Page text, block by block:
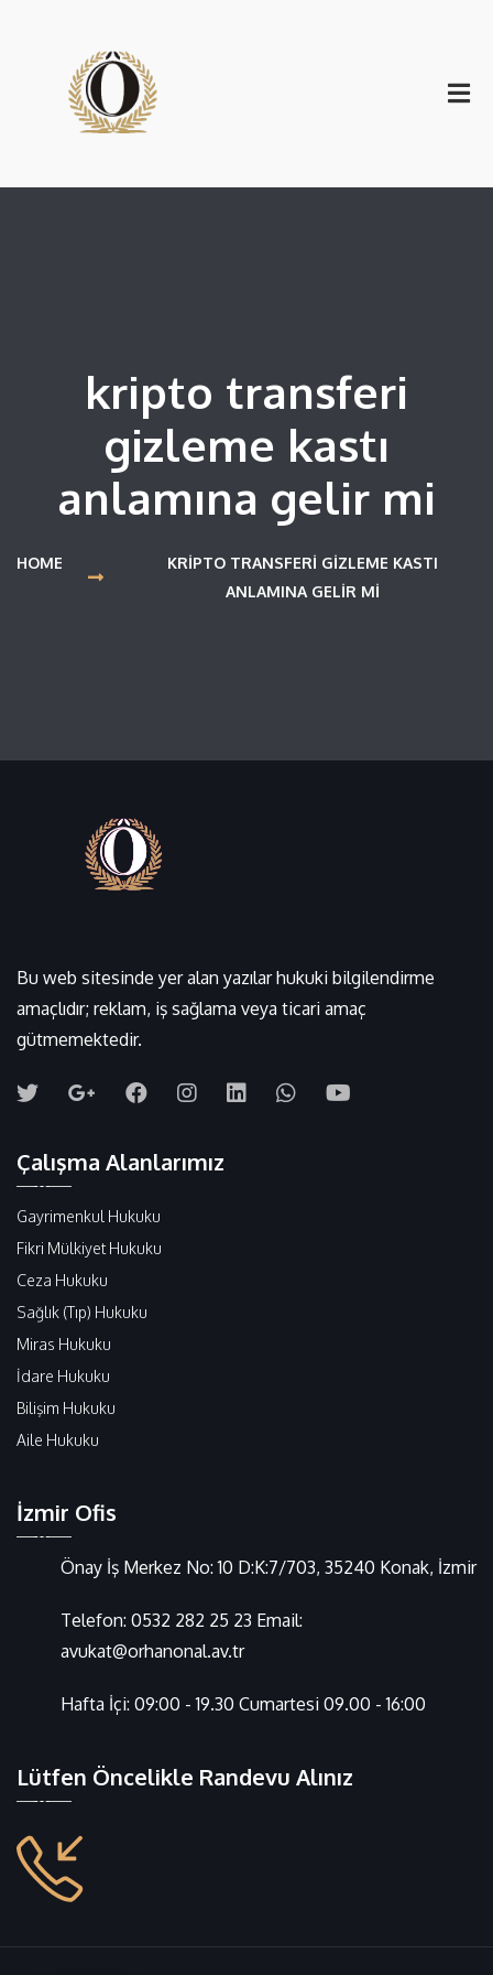
kripto transferi
gizleme kastı
anlamına gelir mi
HOME
KRIPTO TRANSFERI GIZLEME KASTI
ANLAMINA GELIR MI
Bu web sitesinde yer alan yazılar hukuki bilgilendirme
amaçlıdır; reklam, iş sağlama veya ticari amaç
gütmemektedir.
Çalışma Alanlarımız
Gayrimenkul Hukuku
Fikri Mülkiyet Hukuku
Ceza Hukuku
Sağlık (Tıp) Hukuku
Miras Hukuku
İdare Hukuku
Bilişim Hukuku
Aile Hukuku
İzmir Ofis
Önay İş Merkez No: 10 D:K:7/703, 35240 Konak, İzmir
Telefon: 0532 282 25 23 Email:
avukat@orhanonal.av.tr
Hafta İçi: 09:00 - 19.30 Cumartesi 09.00 - 16:00
Lütfen Öncelikle Randevu Alınız